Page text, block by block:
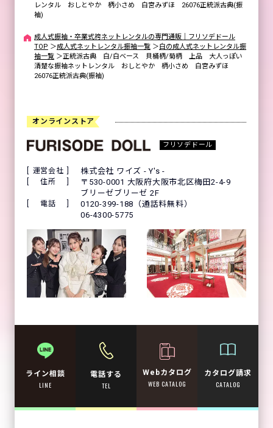
レンタル おしとやか 柄小さめ 白宮みずほ 26076正統派古典(振
袖)
成人式振袖・卒業式袴ネットレンタルの専門通販｜フリソデドール
TOP ＞成人式ネットレンタル振袖一覧 ＞白の成人式ネットレンタル振
袖一覧 ＞正統派古典 白/白ベース 貝桶柄/菊柄 上品 大人っぽい
清楚な振袖ネットレンタル おしとやか 柄小さめ 白宮みずほ
26076正統派古典(振袖)
オンラインストア
フリソデドール
運営会社 株式会社 ワイズ - Y's -
住所
〒530-0001 大阪府大阪市北区梅田2-4-9
ブリーゼブリーゼ 2F
電話
0120-399-188（通話料無料）
06-4300-5775
ライン相談
LINE
電話する
TEL
Webカタログ
WEB CATALOG
カタログ請求
CATALOG